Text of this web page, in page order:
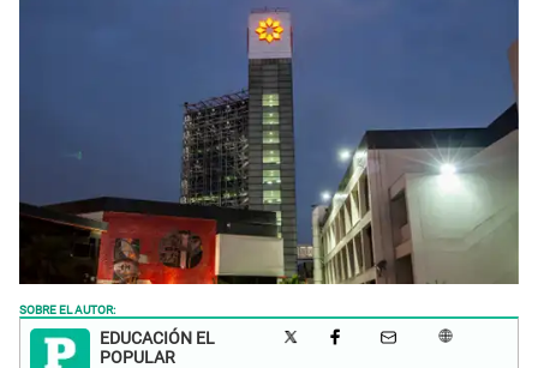
SOBRE EL AUTOR:
EDUCACIÓN EL
POPULAR